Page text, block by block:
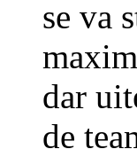
se va
dar
de